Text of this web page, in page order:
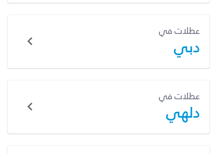
عطلات في
دبي
عطلات في
دلهي